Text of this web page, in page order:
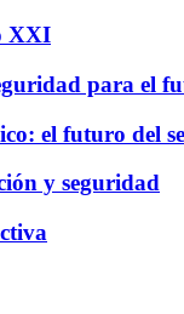
XXI
para el
el futuro del
y seguridad